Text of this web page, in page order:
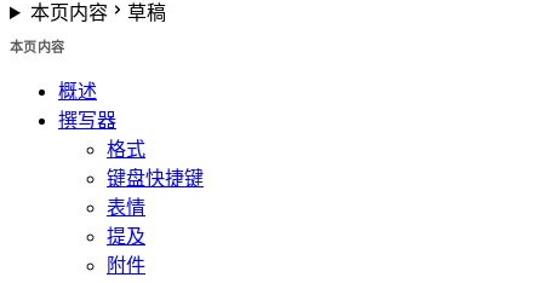
本页内容 草稿
本页内容
概述
撰写器
格式
键盘快捷键
表情
提及
附件